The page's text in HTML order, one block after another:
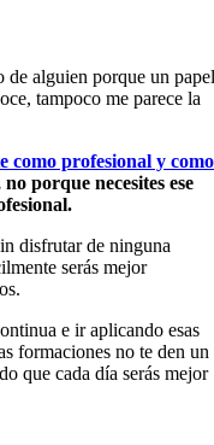
de alguien porque un papel
tampoco me parece la
como profesional y como
no porque necesites ese
disfrutar de ninguna
serás mejor
e ir aplicando esas
formaciones no te den un
que cada día serás mejor